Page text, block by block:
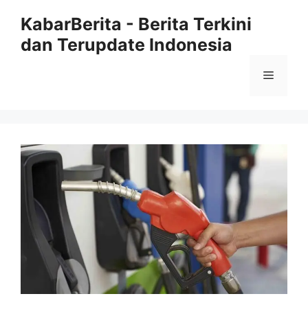
KabarBerita - Berita Terkini
dan Terupdate Indonesia
Menu